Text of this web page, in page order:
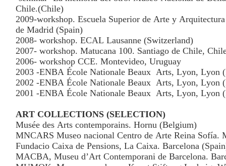
Chile.(Chile)
2009-workshop. Escuela Superior de Arte y
de Madrid (Spain)
2008- workshop. ECAL Lausanne (Switzerland)
2007- workshop. Matucana 100. Santiago de Chile,
2006- workshop CCE. Montevideo, Uruguay
2003 -ENBA École Nationale Beaux Arts, Lyon, Lyon
2002 -ENBA École Nationale Beaux Arts, Lyon, Lyon
2001 -ENBA École Nationale Beaux Arts, Lyon, Lyon
ART COLLECTIONS (SELECTION)
Musée des Arts contemporains. Hornu (Belgium)
MNCARS Museo nacional Centro de Arte Reina Sofía.
Fundacio Caixa de Pensions, La Caixa. Barcelona
MACBA, Museu d’Art Contemporani de Barcelona.